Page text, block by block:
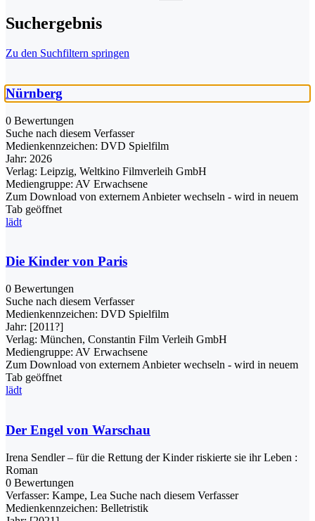
Suchergebnis
Zu den Suchfiltern springen
Nürnberg
0 Bewertungen
Suche nach diesem Verfasser
Medienkennzeichen: DVD Spielfilm
Jahr: 2026
Verlag: Leipzig, Weltkino Filmverleih GmbH
Mediengruppe: AV Erwachsene
Zum Download von externem Anbieter wechseln - wird in neuem
Tab geöffnet
lädt
Die Kinder von Paris
0 Bewertungen
Suche nach diesem Verfasser
Medienkennzeichen: DVD Spielfilm
Jahr: [2011?]
Verlag: München, Constantin Film Verleih GmbH
Mediengruppe: AV Erwachsene
Zum Download von externem Anbieter wechseln - wird in neuem
Tab geöffnet
lädt
Der Engel von Warschau
Irena Sendler – für die Rettung der Kinder riskierte sie ihr Leben :
Roman
0 Bewertungen
Verfasser: Kampe, Lea Suche nach diesem Verfasser
Medienkennzeichen: Belletristik